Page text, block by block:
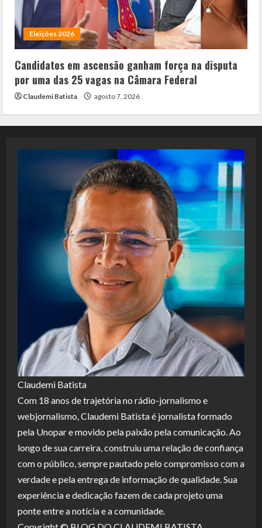
Eleições 2026
Candidatos em ascensão ganham força na disputa
por uma das 25 vagas na Câmara Federal
Claudemi Batista agosto 7, 2026
Claudemi Batista
Com 18 anos de trajetória no rádio-jornalismo e
webjornalismo, Claudemi Batista é jornalista formado
pela Unopar e movido pela paixão pela comunicação. Ao
longo de sua carreira, construiu uma relação de confiança
com o público, sempre pautado pelo compromisso com a
verdade e pela entrega de informação de qualidade. Sua
experiência e dedicação fazem de cada projeto uma
ponte entre a notícia e a comunidade.